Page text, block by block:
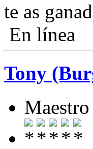
te as
En línea
Tony